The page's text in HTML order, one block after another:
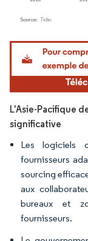
Image © Mordor
L'Asie-Pacifique
significative
Les logiciels
fournisseurs
sourcing
aux
bureaux et
fournisseurs.